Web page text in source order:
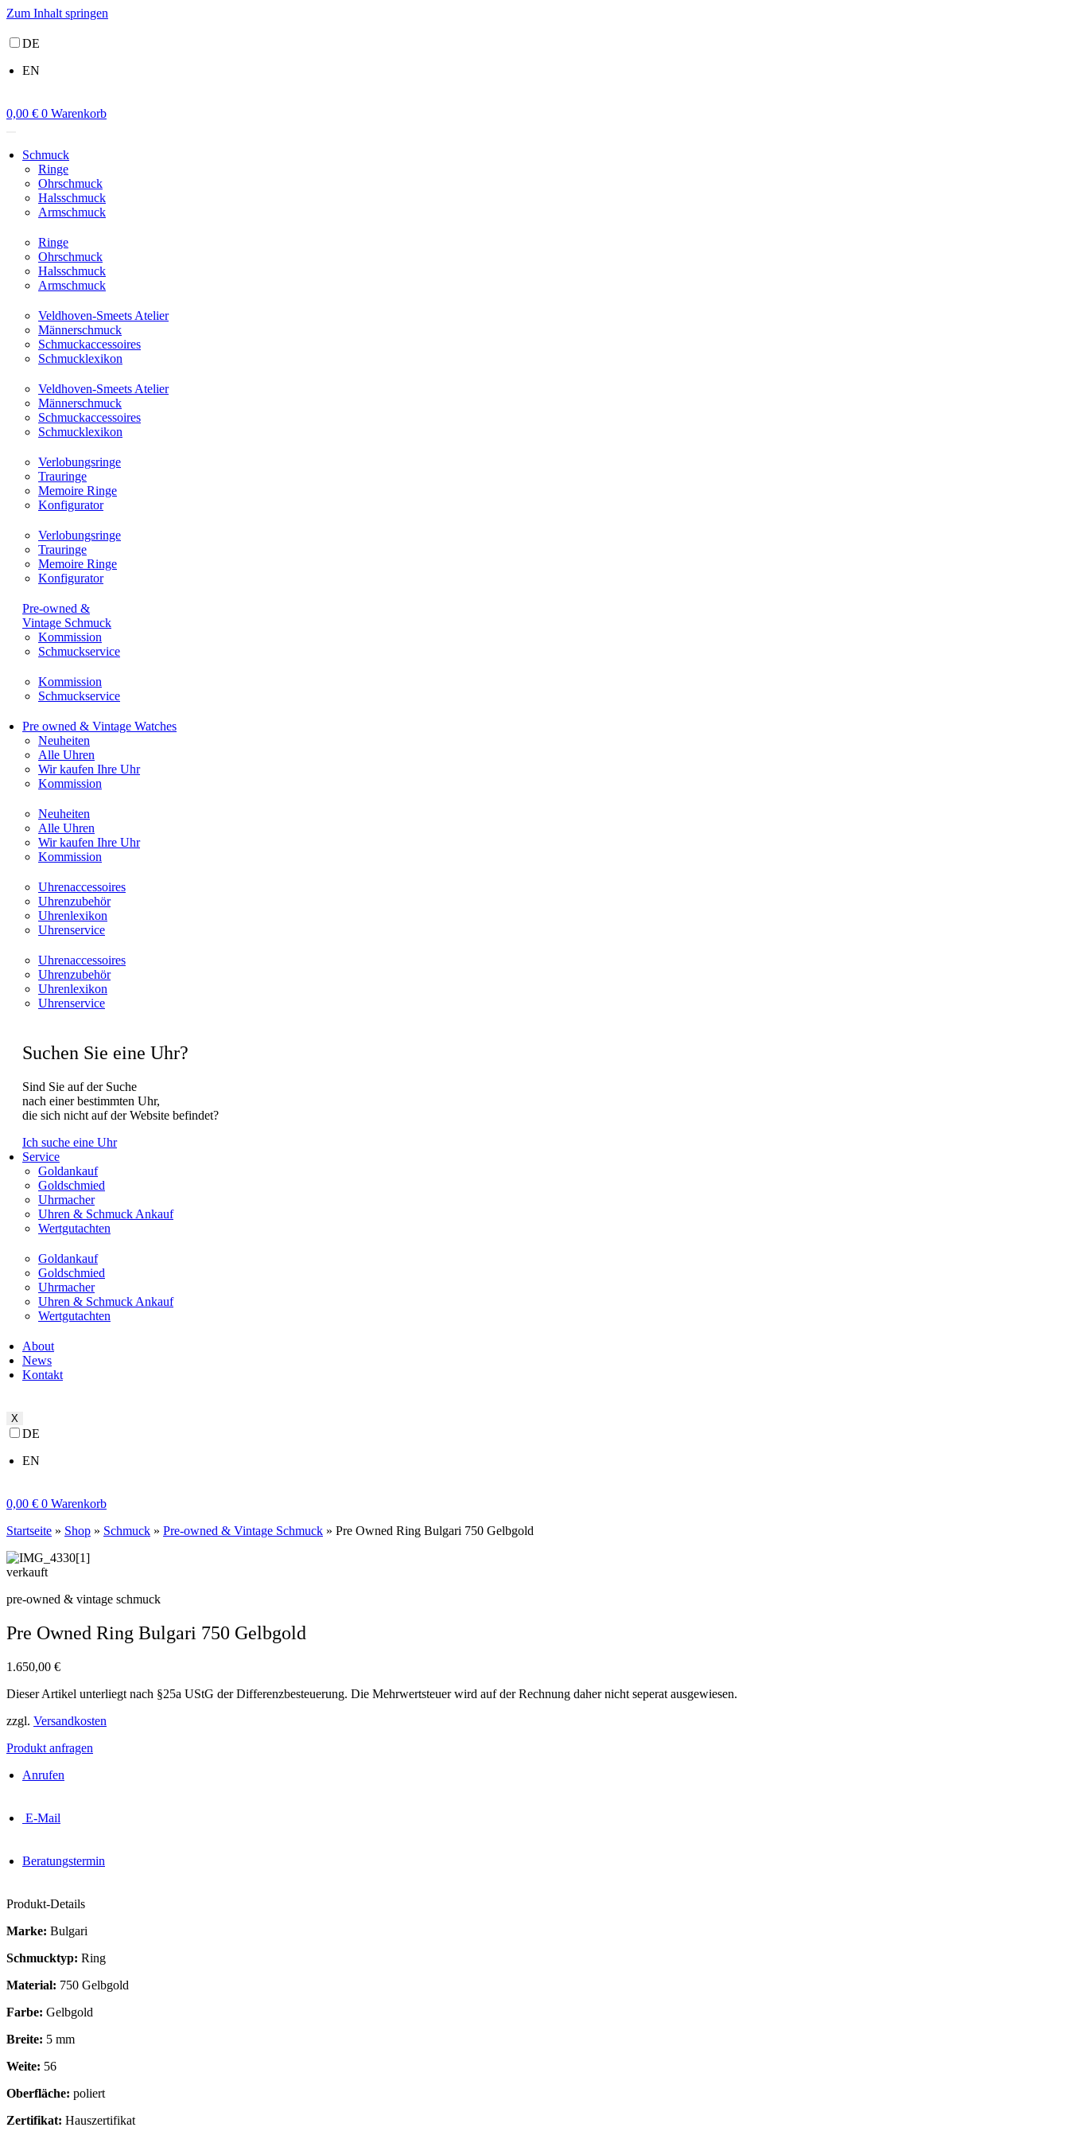
Zum Inhalt springen
DE
EN
0,00 € 0 Warenkorb
Schmuck
Ringe
Ohrschmuck
Halsschmuck
Armschmuck
Ringe
Ohrschmuck
Halsschmuck
Armschmuck
Veldhoven-Smeets Atelier
Männerschmuck
Schmuckaccessoires
Schmucklexikon
Veldhoven-Smeets Atelier
Männerschmuck
Schmuckaccessoires
Schmucklexikon
Verlobungsringe
Trauringe
Memoire Ringe
Konfigurator
Verlobungsringe
Trauringe
Memoire Ringe
Konfigurator
Pre-owned &
Vintage Schmuck
Kommission
Schmuckservice
Kommission
Schmuckservice
Pre owned & Vintage Watches
Neuheiten
Alle Uhren
Wir kaufen Ihre Uhr
Kommission
Neuheiten
Alle Uhren
Wir kaufen Ihre Uhr
Kommission
Uhrenaccessoires
Uhrenzubehör
Uhrenlexikon
Uhrenservice
Uhrenaccessoires
Uhrenzubehör
Uhrenlexikon
Uhrenservice
Suchen Sie eine Uhr?
Sind Sie auf der Suche
nach einer bestimmten Uhr,
die sich nicht auf der Website befindet?
Ich suche eine Uhr
Service
Goldankauf
Goldschmied
Uhrmacher
Uhren & Schmuck Ankauf
Wertgutachten
Goldankauf
Goldschmied
Uhrmacher
Uhren & Schmuck Ankauf
Wertgutachten
About
News
Kontakt
X
DE
EN
0,00 € 0 Warenkorb
Startseite » Shop » Schmuck » Pre-owned & Vintage Schmuck » Pre Owned Ring Bulgari 750 Gelbgold
verkauft
pre-owned & vintage schmuck
Pre Owned Ring Bulgari 750 Gelbgold
1.650,00 €
Dieser Artikel unterliegt nach §25a UStG der Differenzbesteuerung. Die Mehrwertsteuer wird auf der Rechnung daher nicht seperat ausgewiesen.
zzgl. Versandkosten
Produkt anfragen
Anrufen
E-Mail
Beratungstermin
Produkt-Details
Marke: Bulgari
Schmucktyp: Ring
Material: 750 Gelbgold
Farbe: Gelbgold
Breite: 5 mm
Weite: 56
Oberfläche: poliert
Zertifikat: Hauszertifikat